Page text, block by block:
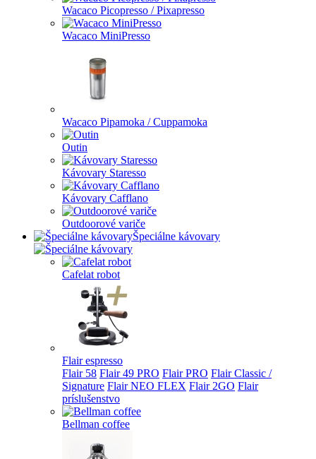
Wacaco Picopresso / Pixapresso
Wacaco MiniPresso
Wacaco Pipamoka / Cuppamoka
Outin
Kávovary Staresso
Kávovary Cafflano
Outdoorové variče
Špeciálne kávovary
Cafelat robot
Flair espresso
Flair 58 Flair 49 PRO Flair PRO Flair Classic /
Signature Flair NEO FLEX Flair 2GO Flair
príslušenstvo
Bellman coffee